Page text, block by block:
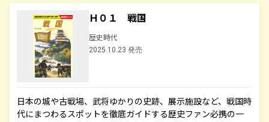
Ｈ０１ 戦国
歴史時代
2025.10.23 発売
日本の城や古戦場、武将ゆかりの史跡、展示施設など、戦国時
代にまつわるスポットを徹底ガイドする歴史ファン必携の一